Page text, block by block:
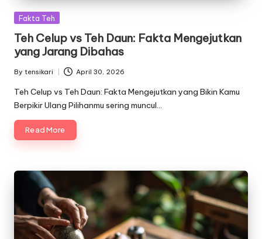
Posted
Fakta Teh
Teh Celup vs Teh Daun: Fakta Mengejutkan
yang Jarang Dibahas
Posted
by
By tensikari April 30, 2026
Teh Celup vs Teh Daun: Fakta Mengejutkan yang Bikin Kamu
Berpikir Ulang Pilihanmu sering muncul…
Read More